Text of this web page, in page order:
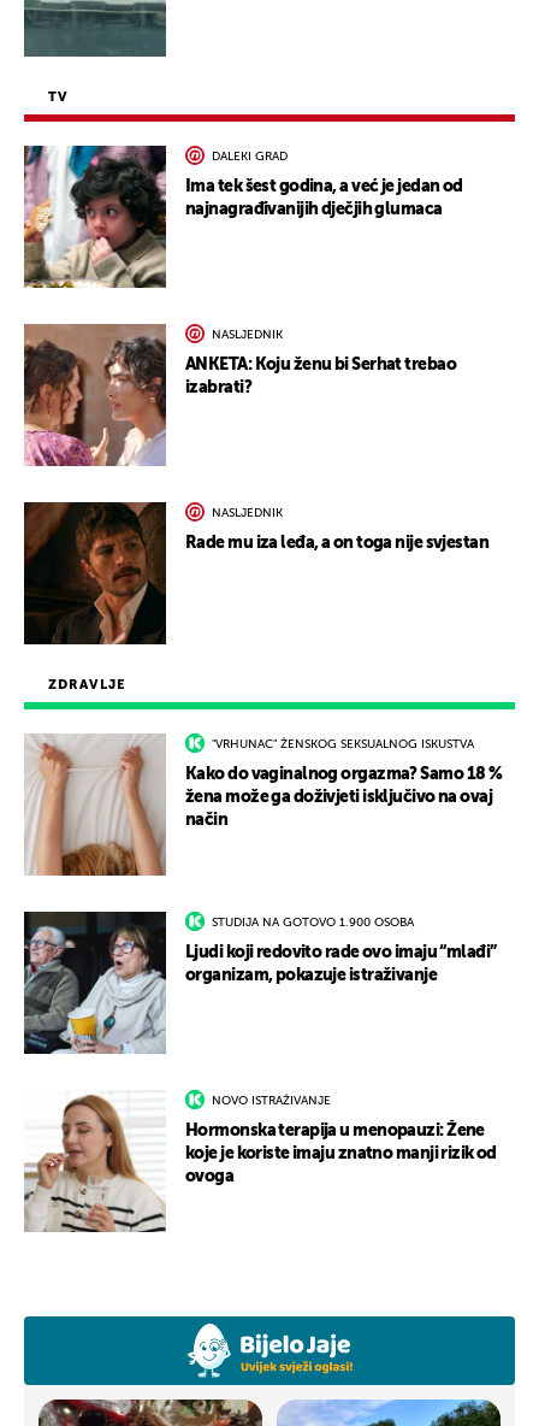
ZDRAVLJE
"VRHUNAC" ŽENSKOG SEKSUALNOG ISKUSTVA
Kako do vaginalnog orgazma? Samo 18 %
žena može ga doživjeti isključivo na ovaj
način
STUDIJA NA GOTOVO 1.900 OSOBA
Ljudi koji redovito rade ovo imaju “mlađi”
organizam, pokazuje istraživanje
NOVO ISTRAŽIVANJE
Hormonska terapija u menopauzi: Žene
koje je koriste imaju znatno manji rizik od
ovoga
TV
DALEKI GRAD
Ima tek šest godina, a već je jedan od
najnagrađivanijih dječjih glumaca
NASLJEDNIK
ANKETA: Koju ženu bi Serhat trebao
izabrati?
NASLJEDNIK
Rade mu iza leđa, a on toga nije svjestan